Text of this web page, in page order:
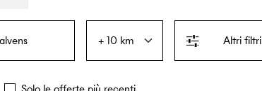
Altri filtri